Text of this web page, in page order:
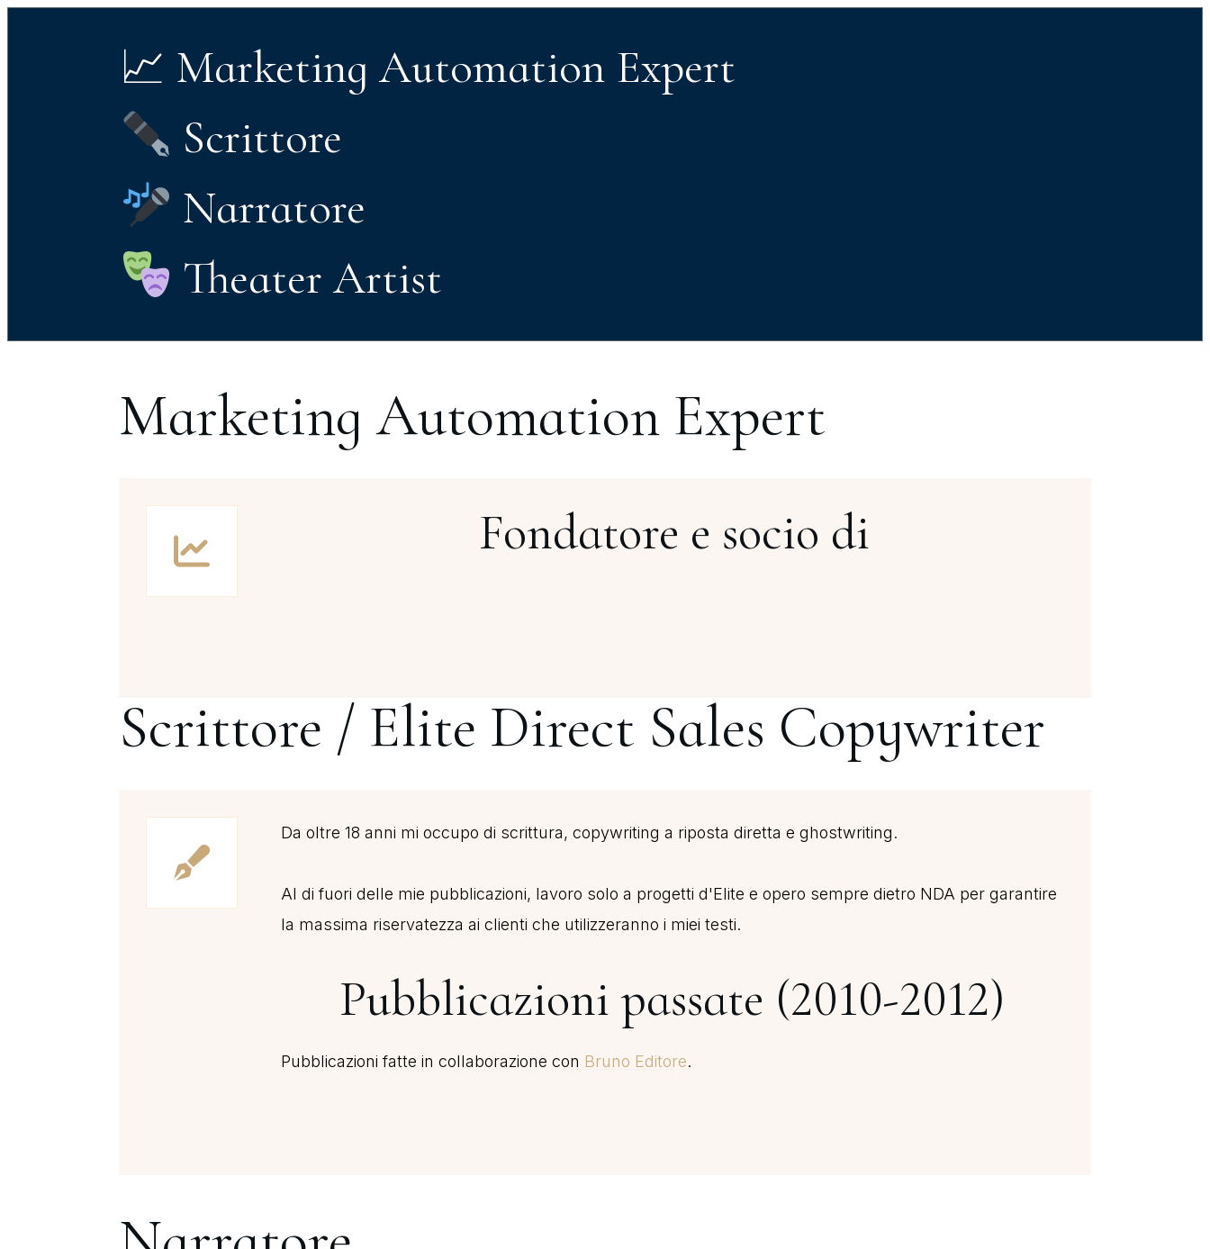
📈 Marketing Automation Expert
Scrittore
Narratore
Theater Artist
Marketing Automation Expert
Fondatore e socio di
Scrittore / Elite Direct Sales Copywriter
Da oltre 18 anni mi occupo di scrittura, copywriting a riposta diretta e ghostwriting.
Al di fuori delle mie pubblicazioni, lavoro solo a progetti d'Elite e opero sempre dietro NDA per garantire
la massima riservatezza ai clienti che utilizzeranno i miei testi.
Pubblicazioni passate (2010-2012)
Pubblicazioni fatte in collaborazione con Bruno Editore.